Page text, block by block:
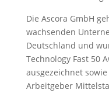
Die Ascora GmbH
wachsenden
Deutschland und
Technology Fast 50
ausgezeichnet sowie
Arbeitgeber